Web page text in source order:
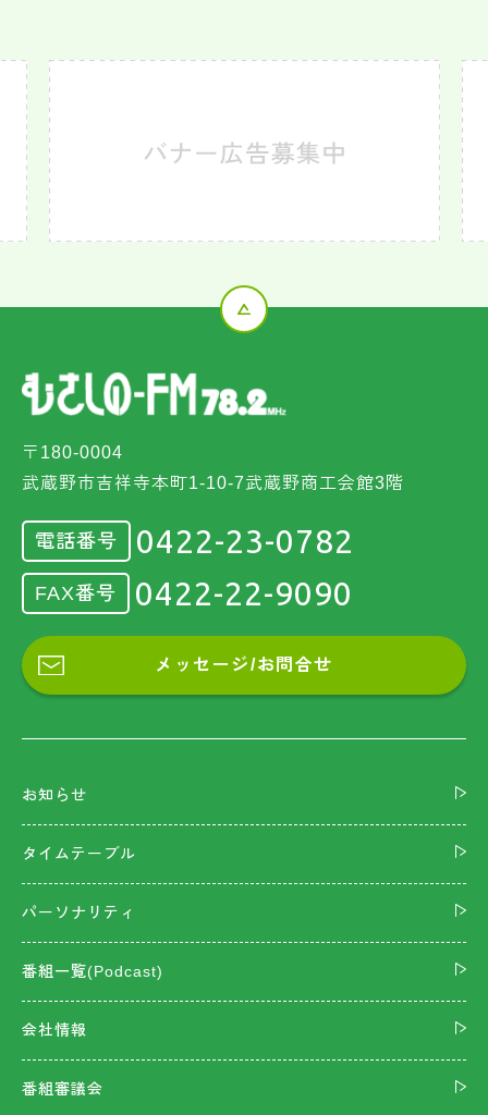
〒180-0004
武蔵野市吉祥寺本町1-10-7武蔵野商工会館3階
電話番号 0422-23-0782
FAX番号 0422-22-9090
メッセージ/お問合せ
お知らせ
タイムテーブル
パーソナリティ
番組一覧(Podcast)
会社情報
番組審議会